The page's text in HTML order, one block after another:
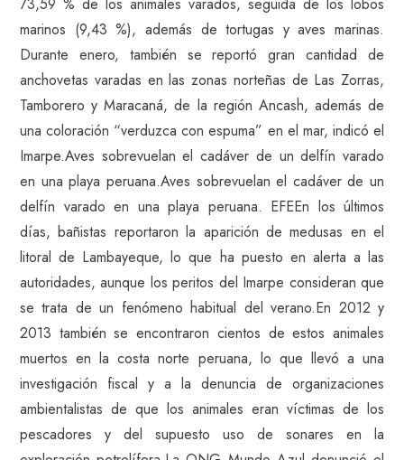
marinos (9,43 %), además de tortugas y aves marinas.
Durante enero, también se reportó gran cantidad de
anchovetas varadas en las zonas norteñas de Las Zorras,
Tamborero y Maracaná, de la región Ancash, además de
una coloración “verduzca con espuma” en el mar, indicó el
Imarpe.Aves sobrevuelan el cadáver de un delfín varado
en una playa peruana.Aves sobrevuelan el cadáver de un
delfín varado en una playa peruana. EFEEn los últimos
días, bañistas reportaron la aparición de medusas en el
litoral de Lambayeque, lo que ha puesto en alerta a las
autoridades, aunque los peritos del Imarpe consideran que
se trata de un fenómeno habitual del verano.En 2012 y
2013 también se encontraron cientos de estos animales
muertos en la costa norte peruana, lo que llevó a una
investigación fiscal y a la denuncia de organizaciones
ambientalistas de que los animales eran víctimas de los
pescadores y del supuesto uso de sonares en la